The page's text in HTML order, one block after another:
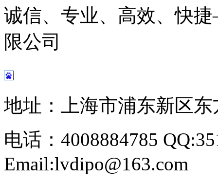
诚信、专业、高效、快
限公司
地址：上海市浦东新区东
电话：4008884785
Email:lvdipo@163.com